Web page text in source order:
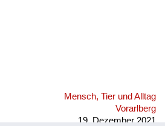
Mensch, Tier und Alltag
Vorarlberg
19. Dezember 2021